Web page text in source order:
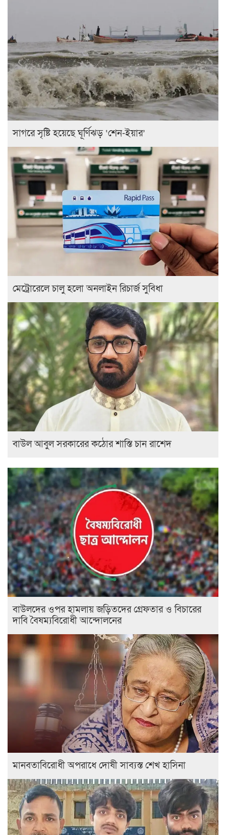
সাগরে সৃষ্টি হয়েছে ঘূর্ণিঝড় ‘শেন-ইয়ার’
মেট্রোরেলে চালু হলো অনলাইন রিচার্জ সুবিধা
বাউল আবুল সরকারের কঠোর শাস্তি চান রাশেদ
বাউলদের ওপর হামলায় জড়িতদের গ্রেফতার ও বিচারের
দাবি বৈষম্যবিরোধী আন্দোলনের
মানবতাবিরোধী অপরাধে দোষী সাব্যস্ত শেখ হাসিনা